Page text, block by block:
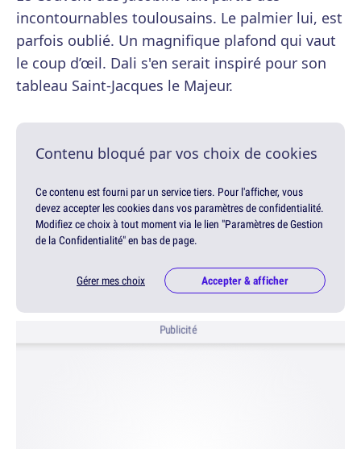
incontournables toulousains. Le palmier lui, est
parfois oublié. Un magnifique plafond qui vaut
le coup d’œil. Dali s'en serait inspiré pour son
tableau Saint-Jacques le Majeur.
Contenu bloqué par vos choix de cookies
Ce contenu est fourni par un service tiers. Pour l'afficher, vous
devez accepter les cookies dans vos paramètres de confidentialité.
Modifiez ce choix à tout moment via le lien "Paramètres de Gestion
de la Confidentialité" en bas de page.
Gérer mes choix Accepter & afficher
Publicité